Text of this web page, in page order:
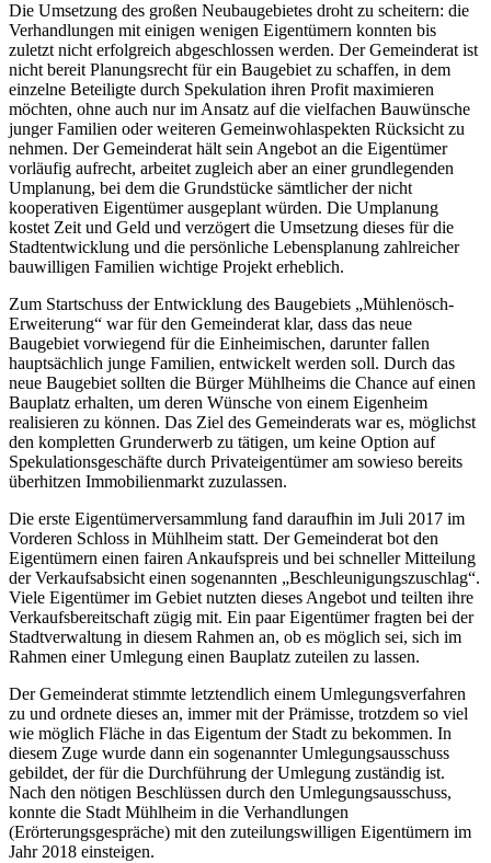
Die Umsetzung des großen Neubaugebietes droht zu scheitern: die
Verhandlungen mit einigen wenigen Eigentümern konnten bis
zuletzt nicht erfolgreich abgeschlossen werden. Der Gemeinderat ist
nicht bereit Planungsrecht für ein Baugebiet zu schaffen, in dem
einzelne Beteiligte durch Spekulation ihren Profit maximieren
möchten, ohne auch nur im Ansatz auf die vielfachen Bauwünsche
junger Familien oder weiteren Gemeinwohlaspekten Rücksicht zu
nehmen. Der Gemeinderat hält sein Angebot an die Eigentümer
vorläufig aufrecht, arbeitet zugleich aber an einer grundlegenden
Umplanung, bei dem die Grundstücke sämtlicher der nicht
kooperativen Eigentümer ausgeplant würden. Die Umplanung
kostet Zeit und Geld und verzögert die Umsetzung dieses für die
Stadtentwicklung und die persönliche Lebensplanung zahlreicher
bauwilligen Familien wichtige Projekt erheblich.
Zum Startschuss der Entwicklung des Baugebiets „Mühlenösch-
Erweiterung“ war für den Gemeinderat klar, dass das neue
Baugebiet vorwiegend für die Einheimischen, darunter fallen
hauptsächlich junge Familien, entwickelt werden soll. Durch das
neue Baugebiet sollten die Bürger Mühlheims die Chance auf einen
Bauplatz erhalten, um deren Wünsche von einem Eigenheim
realisieren zu können. Das Ziel des Gemeinderats war es, möglichst
den kompletten Grunderwerb zu tätigen, um keine Option auf
Spekulationsgeschäfte durch Privateigentümer am sowieso bereits
überhitzen Immobilienmarkt zuzulassen.
Die erste Eigentümerversammlung fand daraufhin im Juli 2017 im
Vorderen Schloss in Mühlheim statt. Der Gemeinderat bot den
Eigentümern einen fairen Ankaufspreis und bei schneller Mitteilung
der Verkaufsabsicht einen sogenannten „Beschleunigungszuschlag“.
Viele Eigentümer im Gebiet nutzten dieses Angebot und teilten ihre
Verkaufsbereitschaft zügig mit. Ein paar Eigentümer fragten bei der
Stadtverwaltung in diesem Rahmen an, ob es möglich sei, sich im
Rahmen einer Umlegung einen Bauplatz zuteilen zu lassen.
Der Gemeinderat stimmte letztendlich einem Umlegungsverfahren
zu und ordnete dieses an, immer mit der Prämisse, trotzdem so viel
wie möglich Fläche in das Eigentum der Stadt zu bekommen. In
diesem Zuge wurde dann ein sogenannter Umlegungsausschuss
gebildet, der für die Durchführung der Umlegung zuständig ist.
Nach den nötigen Beschlüssen durch den Umlegungsausschuss,
konnte die Stadt Mühlheim in die Verhandlungen
(Erörterungsgespräche) mit den zuteilungswilligen Eigentümern im
Jahr 2018 einsteigen.